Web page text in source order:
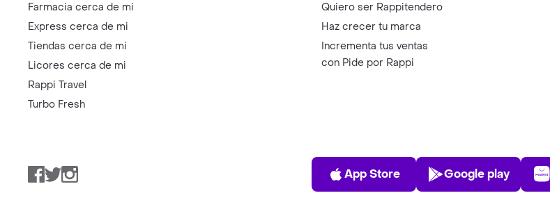
Farmacia cerca de mi
Express cerca de mi
Tiendas cerca de mi
Licores cerca de mi
Rappi Travel
Turbo Fresh
Quiero ser Rappitendero
Haz crecer tu marca
Incrementa tus ventas
con Pide por Rappi
Facebook
TwitterInstagram
App Store
App Store
Play Store
Google play